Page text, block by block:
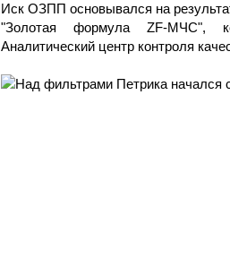
Иск ОЗПП основывался на
"Золотая формула ZF-МЧС",
Аналитический центр контроля